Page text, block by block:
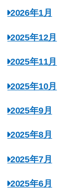
2026年1月
2025年12月
2025年11月
2025年10月
2025年9月
2025年8月
2025年7月
2025年6月